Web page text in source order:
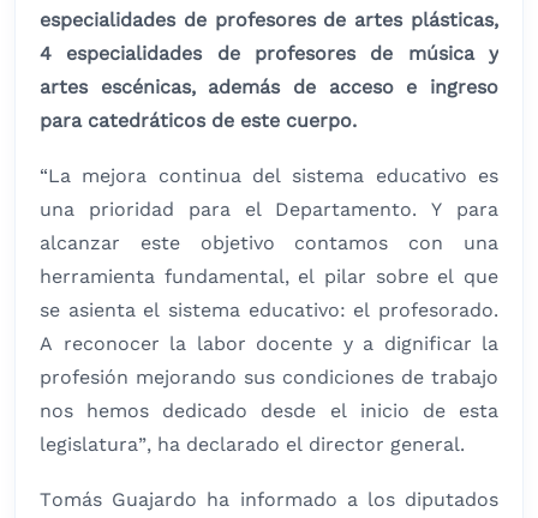
especialidades de profesores de artes plásticas,
4 especialidades de profesores de música y
artes escénicas, además de acceso e ingreso
para catedráticos de este cuerpo.
“La mejora continua del sistema educativo es
una prioridad para el Departamento. Y para
alcanzar este objetivo contamos con una
herramienta fundamental, el pilar sobre el que
se asienta el sistema educativo: el profesorado.
A reconocer la labor docente y a dignificar la
profesión mejorando sus condiciones de trabajo
nos hemos dedicado desde el inicio de esta
legislatura”, ha declarado el director general.
Tomás Guajardo ha informado a los diputados